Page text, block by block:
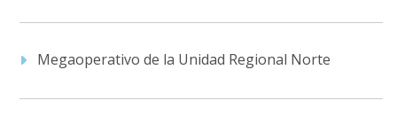
Megaoperativo de la Unidad Regional Norte